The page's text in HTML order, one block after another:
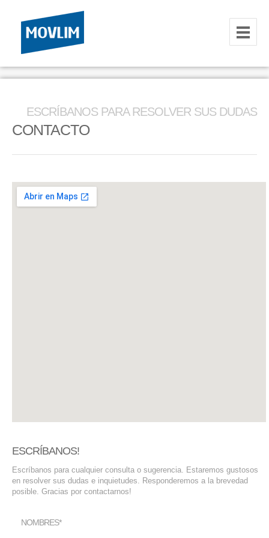
INICIO
HOSTING
RESELLER
SISTEMAS PARA NEGOCIOS Y EMPRESAS
MARKETING DIGITAL
EMAIL MARKETING
ESCRÍBANOS PARA RESOLVER SUS DUDAS
CONTACTO
ESCRÍBANOS!
Escríbanos para cualquier consulta o sugerencia. Estaremos gustosos
en resolver sus dudas e inquietudes. Responderemos a la brevedad
posible. Gracias por contactarnos!
NOMBRES*